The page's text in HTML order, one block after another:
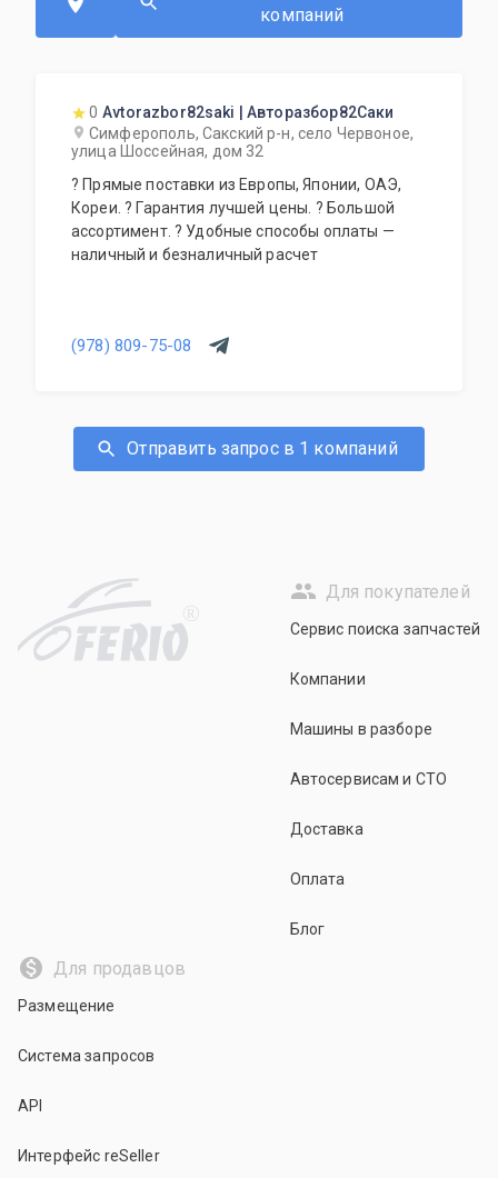
компаний
0 Avtorazbor82saki | Авторазбор82Саки
Симферополь, Сакский р-н, село Червоное,
улица Шоссейная, дом 32
? Прямые поставки из Европы, Японии, ОАЭ,
Кореи. ? Гарантия лучшей цены. ? Большой
ассортимент. ? Удобные способы оплаты —
наличный и безналичный расчет
(978) 809-75-08
Отправить запрос в 1 компаний
R
Для покупателей
Сервис поиска запчастей
Компании
Машины в разборе
Автосервисам и СТО
Доставка
Оплата
Блог
Для продавцов
Размещение
Система запросов
API
Интерфейс reSeller